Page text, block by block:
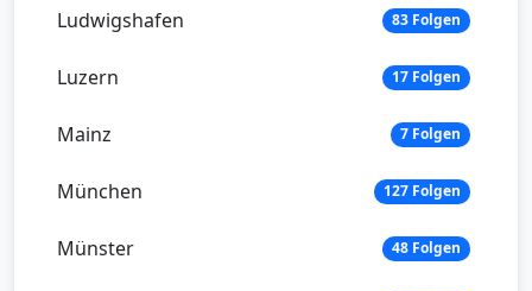
Ludwigshafen 83 Folgen
Luzern 17 Folgen
Mainz 7 Folgen
München 127 Folgen
Münster 48 Folgen